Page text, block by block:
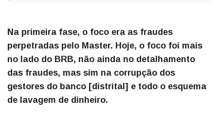
Na primeira fase, o foco era as fraudes
perpetradas pelo Master. Hoje, o foco foi mais
no lado do BRB, não ainda no detalhamento
das fraudes, mas sim na corrupção dos
gestores do banco [distrital] e todo o esquema
de lavagem de dinheiro.